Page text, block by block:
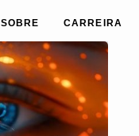
SOBRE CARREIRA